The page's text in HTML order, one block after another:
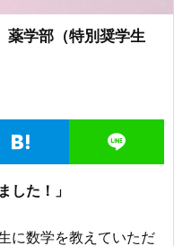
学部（特別奨学生
した！」
に数学を教えていただ